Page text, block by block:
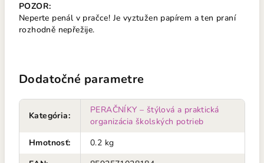
POZOR:
Neperte penál v pračce! Je vyztužen papírem a ten praní
rozhodně nepřežije.
Dodatočné parametre
Kategória:
PERAČNÍKY – štýlová a praktická
organizácia školských potrieb
Hmotnosť:
0.2 kg